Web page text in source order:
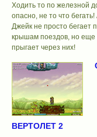
Ходить то по железной
опасно, не то что бегать!
Джейк не просто бегает
крышам поездов, но еще
прыгает через них!
ВЕРТОЛЕТ 2